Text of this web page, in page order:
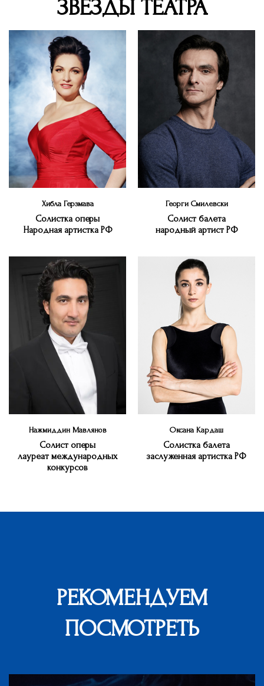
ЗВЁЗДЫ ТЕАТРА
Хибла Герзмава
Солистка оперы
Народная артистка РФ
Георги Смилевски
Cолист балета
народный артист РФ
Нажмиддин Мавлянов
Солист оперы
лауреат международных
конкурсов
Оксана Кардаш
Солистка балета
заслуженная артистка РФ
РЕКОМЕНДУЕМ
ПОСМОТРЕТЬ